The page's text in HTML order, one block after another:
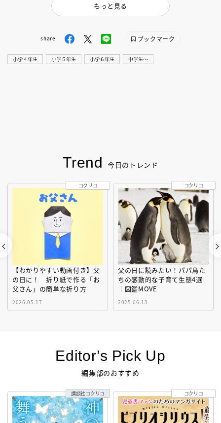
もっと見る
share ブックマーク
小学４年生 小学５年生 小学６年生 中学生〜
Trend 今日のトレンド
【わかりやすい動画付き】父
の日に！ 折り紙で作る「お
父さん」の簡単な折り方
2026.05.17
コクリコ
父の日に読みたい！パパ鳥た
ちの感動的な子育て生態4選
｜図鑑MOVE
2025.06.13
コクリコ
Editor’s Pick Up
編集部のおすすめ
講談社コクリコ コクリコ